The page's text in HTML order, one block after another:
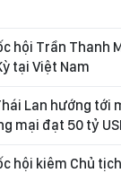
hội Trần Thanh
tại Việt Nam
Lan hướng tới
mại đạt 50 tỷ
hội kiêm Chủ